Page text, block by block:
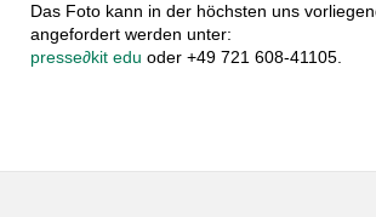
Das Foto kann in der höchsten uns
angefordert werden unter:
presse∂kit edu oder +49 721 608-41105.